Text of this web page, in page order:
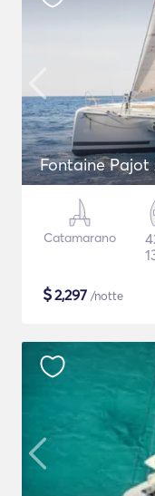
Fontaine Pajot
Catamarano
$2,297 /notte